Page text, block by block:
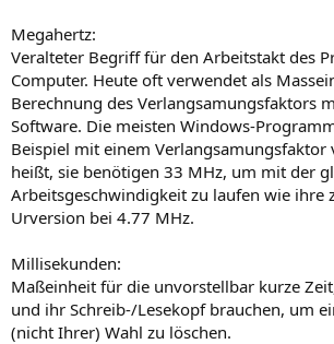
Megahertz:
Veralteter Begriff für den Arbeitstakt des
Computer. Heute oft verwendet als
Berechnung des Verlangsamungsfaktors
Software. Die meisten Windows-
Beispiel mit einem Verlangsamungsfaktor
heißt, sie benötigen 33 MHz, um mit der
Arbeitsgeschwindigkeit zu laufen wie ihre
Urversion bei 4.77 MHz.
Millisekunden:
Maßeinheit für die unvorstellbar kurze
und ihr Schreib-/Lesekopf brauchen, um
(nicht Ihrer) Wahl zu löschen.